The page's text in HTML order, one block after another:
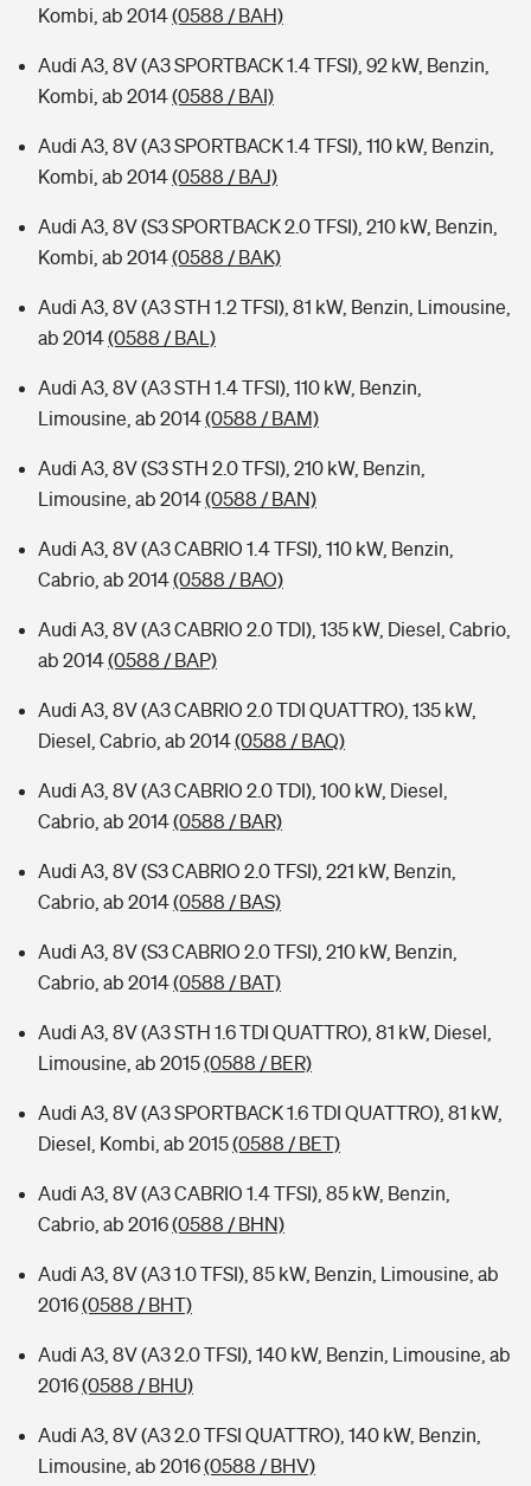
Kombi, ab 2014(0588 / BAH)
Audi A3, 8V (A3 SPORTBACK 1.4 TFSI), 92 kW, Benzin,
Kombi, ab 2014(0588 / BAI)
Audi A3, 8V (A3 SPORTBACK 1.4 TFSI), 110 kW, Benzin,
Kombi, ab 2014(0588 / BAJ)
Audi A3, 8V (S3 SPORTBACK 2.0 TFSI), 210 kW, Benzin,
Kombi, ab 2014(0588 / BAK)
Audi A3, 8V (A3 STH 1.2 TFSI), 81 kW, Benzin, Limousine,
ab 2014(0588 / BAL)
Audi A3, 8V (A3 STH 1.4 TFSI), 110 kW, Benzin,
Limousine, ab 2014(0588 / BAM)
Audi A3, 8V (S3 STH 2.0 TFSI), 210 kW, Benzin,
Limousine, ab 2014(0588 / BAN)
Audi A3, 8V (A3 CABRIO 1.4 TFSI), 110 kW, Benzin,
Cabrio, ab 2014(0588 / BAO)
Audi A3, 8V (A3 CABRIO 2.0 TDI), 135 kW, Diesel, Cabrio,
ab 2014(0588 / BAP)
Audi A3, 8V (A3 CABRIO 2.0 TDI QUATTRO), 135 kW,
Diesel, Cabrio, ab 2014(0588 / BAQ)
Audi A3, 8V (A3 CABRIO 2.0 TDI), 100 kW, Diesel,
Cabrio, ab 2014(0588 / BAR)
Audi A3, 8V (S3 CABRIO 2.0 TFSI), 221 kW, Benzin,
Cabrio, ab 2014(0588 / BAS)
Audi A3, 8V (S3 CABRIO 2.0 TFSI), 210 kW, Benzin,
Cabrio, ab 2014(0588 / BAT)
Audi A3, 8V (A3 STH 1.6 TDI QUATTRO), 81 kW, Diesel,
Limousine, ab 2015(0588 / BER)
Audi A3, 8V (A3 SPORTBACK 1.6 TDI QUATTRO), 81 kW,
Diesel, Kombi, ab 2015(0588 / BET)
Audi A3, 8V (A3 CABRIO 1.4 TFSI), 85 kW, Benzin,
Cabrio, ab 2016(0588 / BHN)
Audi A3, 8V (A3 1.0 TFSI), 85 kW, Benzin, Limousine, ab
2016(0588 / BHT)
Audi A3, 8V (A3 2.0 TFSI), 140 kW, Benzin, Limousine, ab
2016(0588 / BHU)
Audi A3, 8V (A3 2.0 TFSI QUATTRO), 140 kW, Benzin,
Limousine, ab 2016(0588 / BHV)